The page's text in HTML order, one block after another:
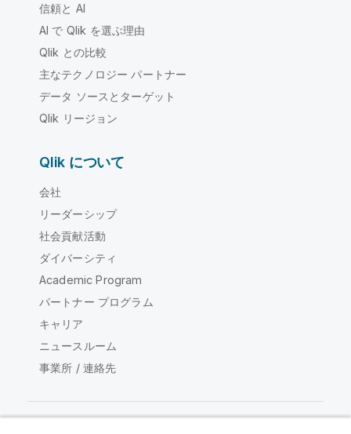
信頼と AI
AI で Qlik を選ぶ理由
Qlik との比較
主なテクノロジー パートナー
データ ソースとターゲット
Qlik リージョン
Qlik について
会社
リーダーシップ
社会貢献活動
ダイバーシティ
Academic Program
パートナー プログラム
キャリア
ニュースルーム
事業所 / 連絡先